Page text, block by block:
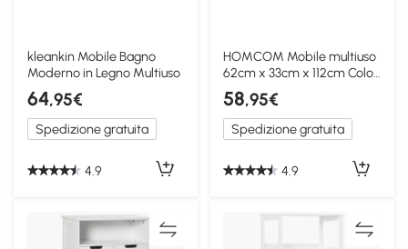
kleankin Mobile Bagno
Moderno in Legno Multiuso
64,95€
Spedizione gratuita
4.9
HOMCOM Mobile multiuso
62cm x 33cm x 112cm Color
Legno
58,95€
Spedizione gratuita
4.9